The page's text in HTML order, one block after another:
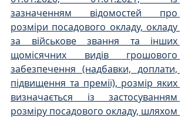
зазначенням відомостей про
розміри посадового окладу, окладу
за військове звання та інших
щомісячних видів грошового
забезпечення (надбавки, доплати,
підвищення та премії), розмір яких
визначається із застосуванням
розміру посадового окладу, шляхом